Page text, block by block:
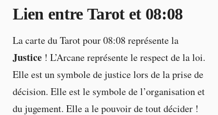
Lien entre Tarot et 08:08
La carte du Tarot pour 08:08 représente la
Justice! L’Arcane représente le respect de la loi.
Elle est un symbole de justice lors de la prise de
décision. Elle est le symbole de l’organisation et
du jugement. Elle a le pouvoir de tout décider !